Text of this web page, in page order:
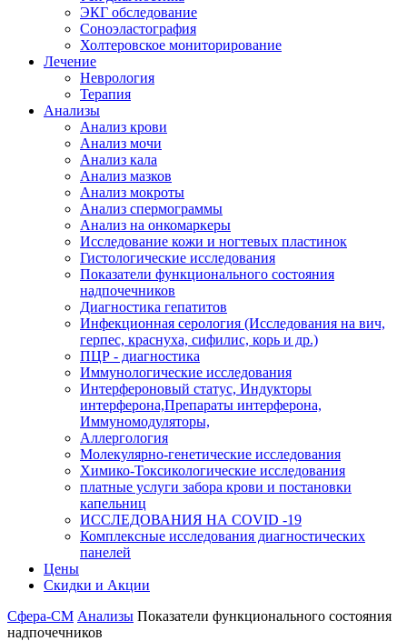
ЭКГ обследование
Соноэластография
Холтеровское мониторирование
Лечение
Неврология
Терапия
Анализы
Анализ крови
Анализ мочи
Анализ кала
Анализ мазков
Анализ мокроты
Анализ спермограммы
Анализ на онкомаркеры
Исследование кожи и ногтевых пластинок
Гистологические исследования
Показатели функционального состояния
надпочечников
Диагностика гепатитов
Инфекционная серология (Исследования на вич,
герпес, краснуха, сифилис, корь и др.)
ПЦР - диагностика
Иммунологические исследования
Интерфероновый статус, Индукторы
интерферона,Препараты интерферона,
Иммуномодуляторы,
Аллергология
Молекулярно-генетические исследования
Химико-Токсикологические исследования
платные услуги забора крови и постановки
капельниц
ИССЛЕДОВАНИЯ НА COVID -19
Комплексные исследования диагностических
панелей
Цены
Скидки и Акции
Сфера-СМ Анализы Показатели функционального состояния
надпочечников